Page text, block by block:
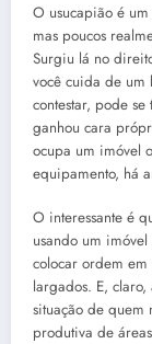
O usucapião é
mas poucos
Surgiu lá no
você cuida de um
contestar, pode
ganhou cara
ocupa um imóvel
equipamento, há
O interessante é
usando um
colocar ordem
largados. E,
situação de quem
produtiva de